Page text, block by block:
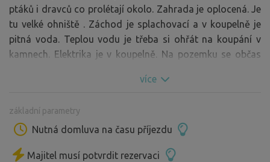
ptáků i dravců co prolétají okolo. Zahrada je oplocená. Je
tu velké ohniště . Záchod je splachovací a v koupelně je
pitná voda. Teplou vodu je třeba si ohřát na koupání v
kamnech. Elektrika je v koupelně. Na pozemku se občas
zavírat branku aby neutekli. Parkování je mimo pozemek,
přístupná. Letos roku 2026 se zacalo stavět na protější
straně. viz foto. Stavba není nějak super hlučná a ja se
Upozornuji že je na vlastní nebezpečí. Přeji krásný pobyt.
více
základní parametry
Nutná domluva na času příjezdu
Majitel musí potvrdit rezervaci